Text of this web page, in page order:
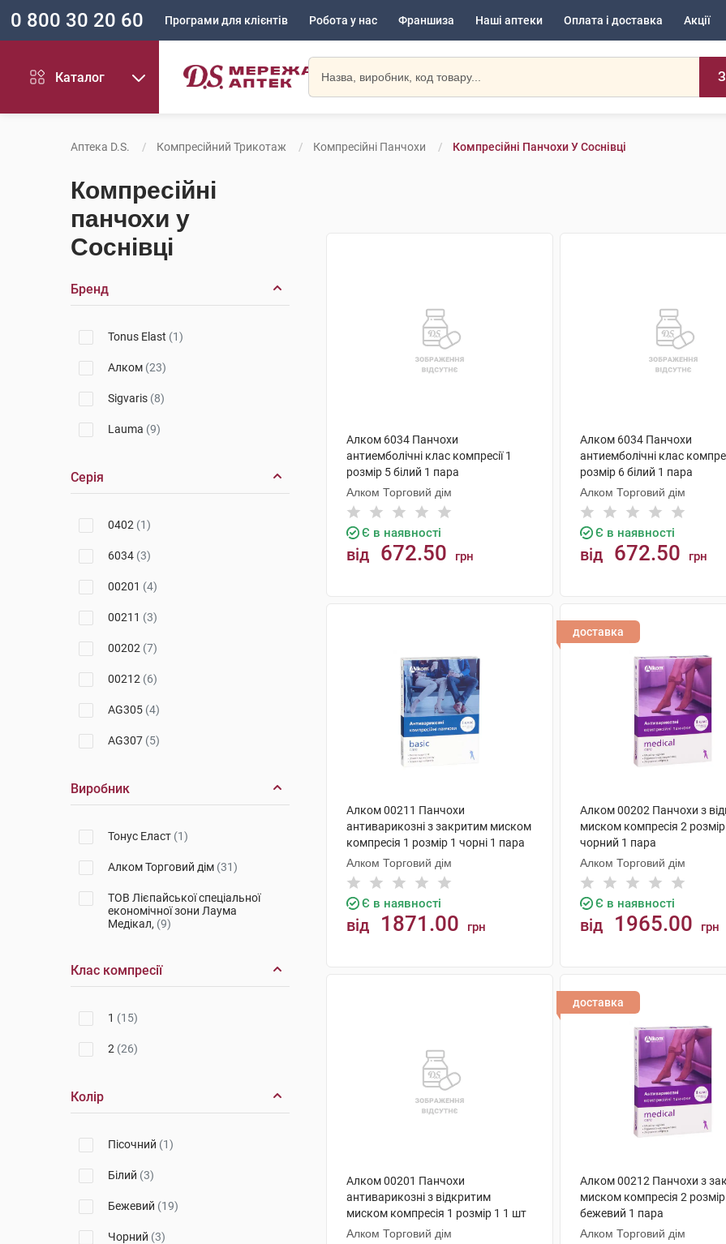
0 800 30 20 60 Програми для клієнтів Робота у нас Франшиза Наші аптеки Оплата і доставка Акції
Каталог
Аптека D.S. Компресійний Трикотаж Компресійні Панчохи Компресійні Панчохи У Соснівці
Компресійні
панчохи у
Соснівці
Бренд
Tonus Elast (1)
Алком (23)
Sigvaris (8)
Lauma (9)
Серія
0402 (1)
6034 (3)
00201 (4)
00211 (3)
00202 (7)
00212 (6)
AG305 (4)
AG307 (5)
Виробник
Тонус Еласт (1)
Алком Торговий дім (31)
ТОВ Лієпайської спеціальної
економічної зони Лаума
Медікал, (9)
Клас компресії
1 (15)
2 (26)
Колір
Пісочний (1)
Білий (3)
Бежевий (19)
Чорний (3)
Алком 6034 Панчохи
антиемболічні клас компресії 1
розмір 5 білий 1 пара
Алком Торговий дім
Є в наявності
від 672.50 грн
Алком 6034 Панчохи
антиемболічні клас
розмір 6 білий 1 пара
Алком Торговий дім
Є в наявності
від 672.50 грн
Алком 00211 Панчохи
антиварикозні з закритим миском
компресія 1 розмір 1 чорні 1 пара
Алком Торговий дім
Є в наявності
від 1871.00 грн
доставка
Алком 00202 Панчохи з
миском компресія 2
чорний 1 пара
Алком Торговий дім
Є в наявності
від 1965.00 грн
Алком 00201 Панчохи
антиварикозні з відкритим
миском компресія 1 розмір 1 1 шт
Алком Торговий дім
доставка
Алком 00212 Панчохи з
миском компресія 2
бежевий 1 пара
Алком Торговий дім